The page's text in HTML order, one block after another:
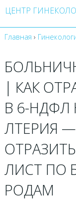
ЦЕНТР
Главная ›
| КАК
В 6-
ЛТЕРИЯ
ЛИСТ ПО
РОДАМ